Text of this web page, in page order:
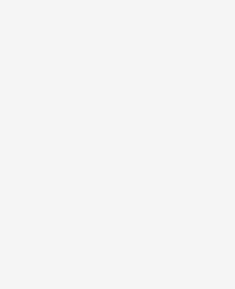
lengtegroei
over 3 Signaleren, diagnostiek en verwijzen
over 3 Signaleren, diagnostiek en verwijzen
gewicht
en het signaleren van een afwijkende